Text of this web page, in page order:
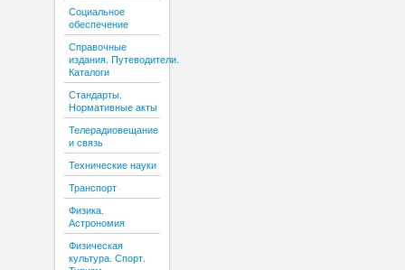
Социальное
обеспечение
Справочные
издания. Путеводители.
Каталоги
Стандарты.
Нормативные акты
Телерадиовещание
и связь
Технические науки
Транспорт
Физика.
Астрономия
Физическая
культура. Спорт.